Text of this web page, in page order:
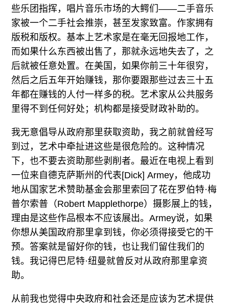
些乐团指挥，唱片音乐市场的大鳄们——二手音乐
家被一个二手社会推崇，甚至发家致富。作家拥有
版税和版权。基本上艺术家是在毫无回报地工作，
而如果什么东西被出售了，那就永远地失去了，之
后就被任意处置。在美国，如果你前三十年很穷，
然后之后五年开始赚钱，那你要跟那些过去三十五
年都在赚钱的人付一样多的税。艺术家从公共服务
里得不到任何好处；机构都是接受财政补助的。
我无意倡导从政府那里获取资助，我之前就曾经写
到过，艺术中牵扯进这些是很危险的。这种情况
下，也不要去资助那些剥削者。最近在电视上看到
一位来自德克萨斯州的代表[Dick] Armey，他成功
地从国家艺术赞助基金会那里索回了花在罗伯特·梅
普尔索普（Robert Mapplethorpe）摄影展上的钱，
理由是这些作品根本不应该展出。Armey说，如果
你想从美国政府那里拿到钱，你必须得接受它的干
预。答案就是留好你的钱，也让我们留住我们的
钱。我记得巴尼特·纽曼就曾反对从政府那里拿资
助。
从前我也觉得中央政府和社会还是应该为艺术提供